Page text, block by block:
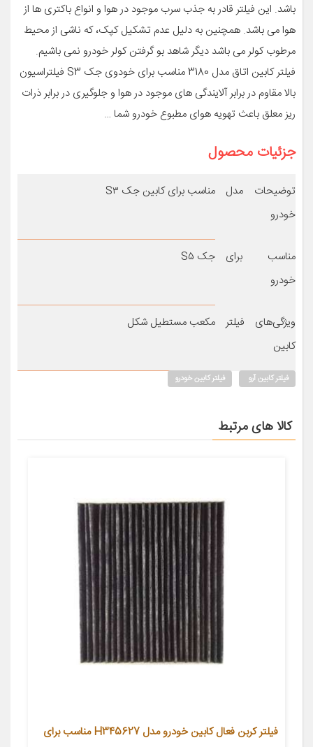
باشد. این فیلتر قادر به جذب سرب موجود در هوا و انواع باکتری ها از
هوا می باشد. همچنین به دلیل عدم تشکیل کپک، که ناشی از محیط
مرطوب کولر می باشد دیگر شاهد بو گرفتن کولر خودرو نمی باشیم.
فیلتر کابین اتاق مدل 3180 مناسب برای خودوی جک S3 فیلتراسیون
بالا مقاوم در برابر آلایندگی های موجود در هوا و جلوگیری در برابر ذرات
ریز معلق باعث تهویه هوای مطبوع خودرو شما …
جزئیات محصول
توضیحات مدل
خودرو
مناسب برای کابین جک S۳
مناسب برای
خودرو
جک S۵
ویژگی‌های فیلتر
کابین
مکعب مستطیل شکل
فیلتر کابین آرو فیلتر کابین خودرو
کالا های مرتبط
فیلتر کربن فعال کابین خودرو مدل H345627 مناسب برای